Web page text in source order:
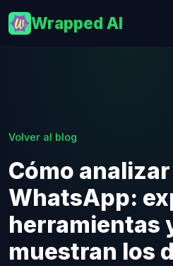
Wrapped AI
Volver al blog
Cómo
WhatsApp:
herramientas
muestran los